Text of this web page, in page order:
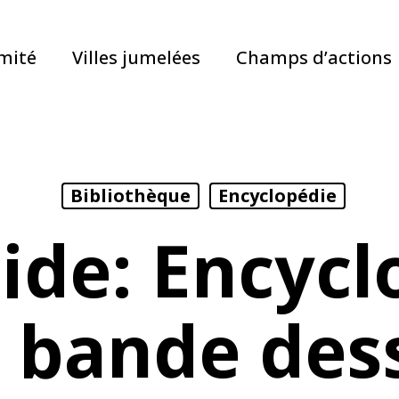
Villes jumelées Champs d’actions
Bibliothèque Encyclopédie